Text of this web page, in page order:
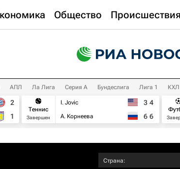
Общество Происшествия
АПЛ Ла Лига Серия А Бундеслига Лига 1 КХЛ
2
1
Теннис
Завершен
I. Jovic
А. Корнеева
3 4
6 6
Страна: